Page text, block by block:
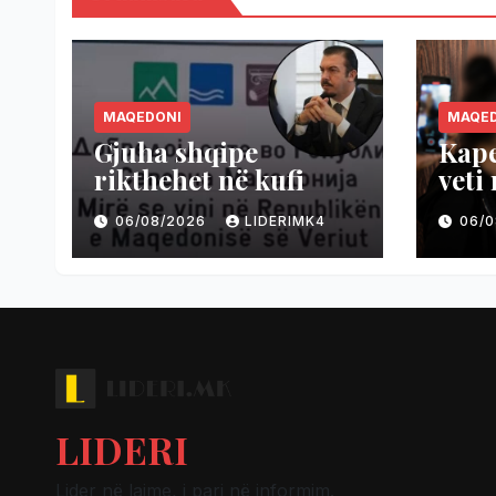
MAQEDONI
Gjuha shqipe
rikthehet në kufi
06/08/2026 LIDERIMK4
veti
06/
LIDERI
Lider në lajme, i pari në informim.